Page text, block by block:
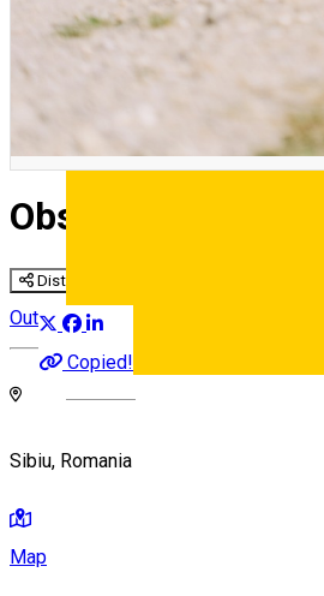
Observarea
Distribuie
Copied!
Outside Sibiu
Sibiu, Romania
Map